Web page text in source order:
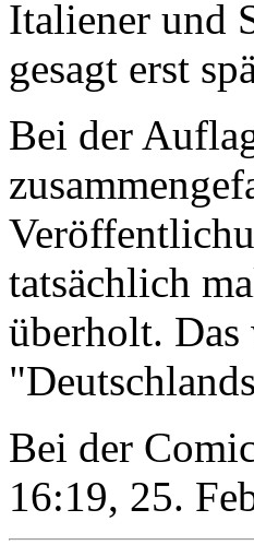
Italiener und
gesagt erst
Bei der
tatsächlich
überholt. Das
Bei der
16:19, 25.